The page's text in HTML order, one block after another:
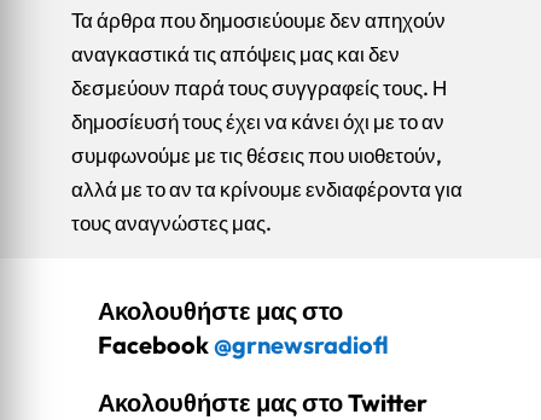
Τα άρθρα που δημοσιεύουμε δεν απηχούν
αναγκαστικά τις απόψεις μας και δεν
δεσμεύουν παρά τους συγγραφείς τους. Η
δημοσίευσή τους έχει να κάνει όχι με το αν
συμφωνούμε με τις θέσεις που υιοθετούν,
αλλά με το αν τα κρίνουμε ενδιαφέροντα για
τους αναγνώστες μας.
Ακολουθήστε μας στο
Facebook@grnewsradiofl
Ακολουθήστε μας στο Twitter